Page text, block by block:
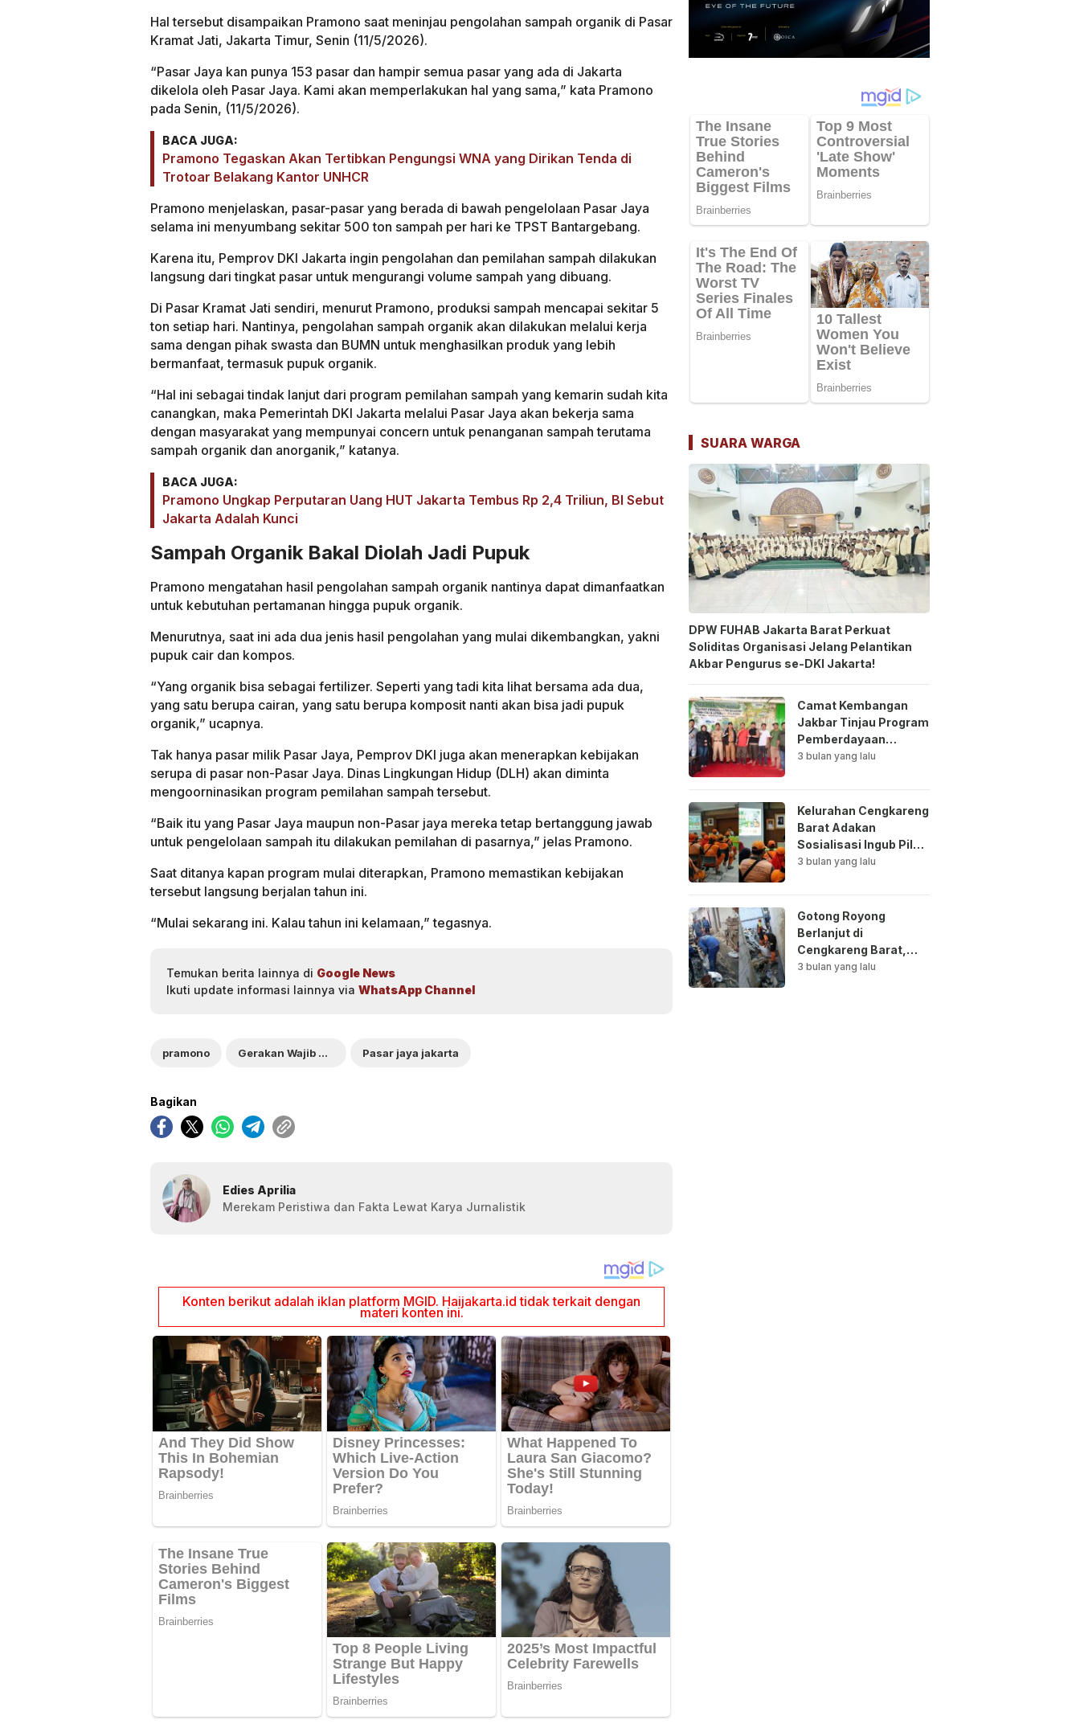
Hal tersebut disampaikan Pramono saat meninjau pengolahan sampah organik di Pasar
Kramat Jati, Jakarta Timur, Senin (11/5/2026).
“Pasar Jaya kan punya 153 pasar dan hampir semua pasar yang ada di Jakarta
dikelola oleh Pasar Jaya. Kami akan memperlakukan hal yang sama,” kata Pramono
pada Senin, (11/5/2026).
BACA JUGA:
Pramono Tegaskan Akan Tertibkan Pengungsi WNA yang Dirikan Tenda di
Trotoar Belakang Kantor UNHCR
Pramono menjelaskan, pasar-pasar yang berada di bawah pengelolaan Pasar Jaya
selama ini menyumbang sekitar 500 ton sampah per hari ke TPST Bantargebang.
Karena itu, Pemprov DKI Jakarta ingin pengolahan dan pemilahan sampah dilakukan
langsung dari tingkat pasar untuk mengurangi volume sampah yang dibuang.
Di Pasar Kramat Jati sendiri, menurut Pramono, produksi sampah mencapai sekitar 5
ton setiap hari. Nantinya, pengolahan sampah organik akan dilakukan melalui kerja
sama dengan pihak swasta dan BUMN untuk menghasilkan produk yang lebih
bermanfaat, termasuk pupuk organik.
“Hal ini sebagai tindak lanjut dari program pemilahan sampah yang kemarin sudah kita
canangkan, maka Pemerintah DKI Jakarta melalui Pasar Jaya akan bekerja sama
dengan masyarakat yang mempunyai concern untuk penanganan sampah terutama
sampah organik dan anorganik,” katanya.
BACA JUGA:
Pramono Ungkap Perputaran Uang HUT Jakarta Tembus Rp 2,4 Triliun, BI Sebut
Jakarta Adalah Kunci
Sampah Organik Bakal Diolah Jadi Pupuk
Pramono mengatahan hasil pengolahan sampah organik nantinya dapat dimanfaatkan
untuk kebutuhan pertamanan hingga pupuk organik.
Menurutnya, saat ini ada dua jenis hasil pengolahan yang mulai dikembangkan, yakni
pupuk cair dan kompos.
“Yang organik bisa sebagai fertilizer. Seperti yang tadi kita lihat bersama ada dua,
yang satu berupa cairan, yang satu berupa komposit nanti akan bisa jadi pupuk
organik,” ucapnya.
Tak hanya pasar milik Pasar Jaya, Pemprov DKI juga akan menerapkan kebijakan
serupa di pasar non-Pasar Jaya. Dinas Lingkungan Hidup (DLH) akan diminta
mengoorninasikan program pemilahan sampah tersebut.
“Baik itu yang Pasar Jaya maupun non-Pasar jaya mereka tetap bertanggung jawab
untuk pengelolaan sampah itu dilakukan pemilahan di pasarnya,” jelas Pramono.
Saat ditanya kapan program mulai diterapkan, Pramono memastikan kebijakan
tersebut langsung berjalan tahun ini.
“Mulai sekarang ini. Kalau tahun ini kelamaan,” tegasnya.
Temukan berita lainnya di Google News
Ikuti update informasi lainnya via WhatsApp Channel
pramono Gerakan Wajib Pilah Sampah Pasar jaya jakarta
Bagikan
Edies Aprilia
Merekam Peristiwa dan Fakta Lewat Karya Jurnalistik
SUARA WARGA
DPW FUHAB Jakarta Barat Perkuat
Soliditas Organisasi Jelang Pelantikan
Akbar Pengurus se-DKI Jakarta!
Camat Kembangan
Jakbar Tinjau Program
Pemberdayaan
Lingkungan di Bale
3 bulan yang lalu
Kelurahan Cengkareng
Barat Adakan
Sosialisasi Ingub Pilah
Sampah Kepada PPSU
3 bulan yang lalu
Gotong Royong
Berlanjut di
Cengkareng Barat,
Saluran Air
3 bulan yang lalu